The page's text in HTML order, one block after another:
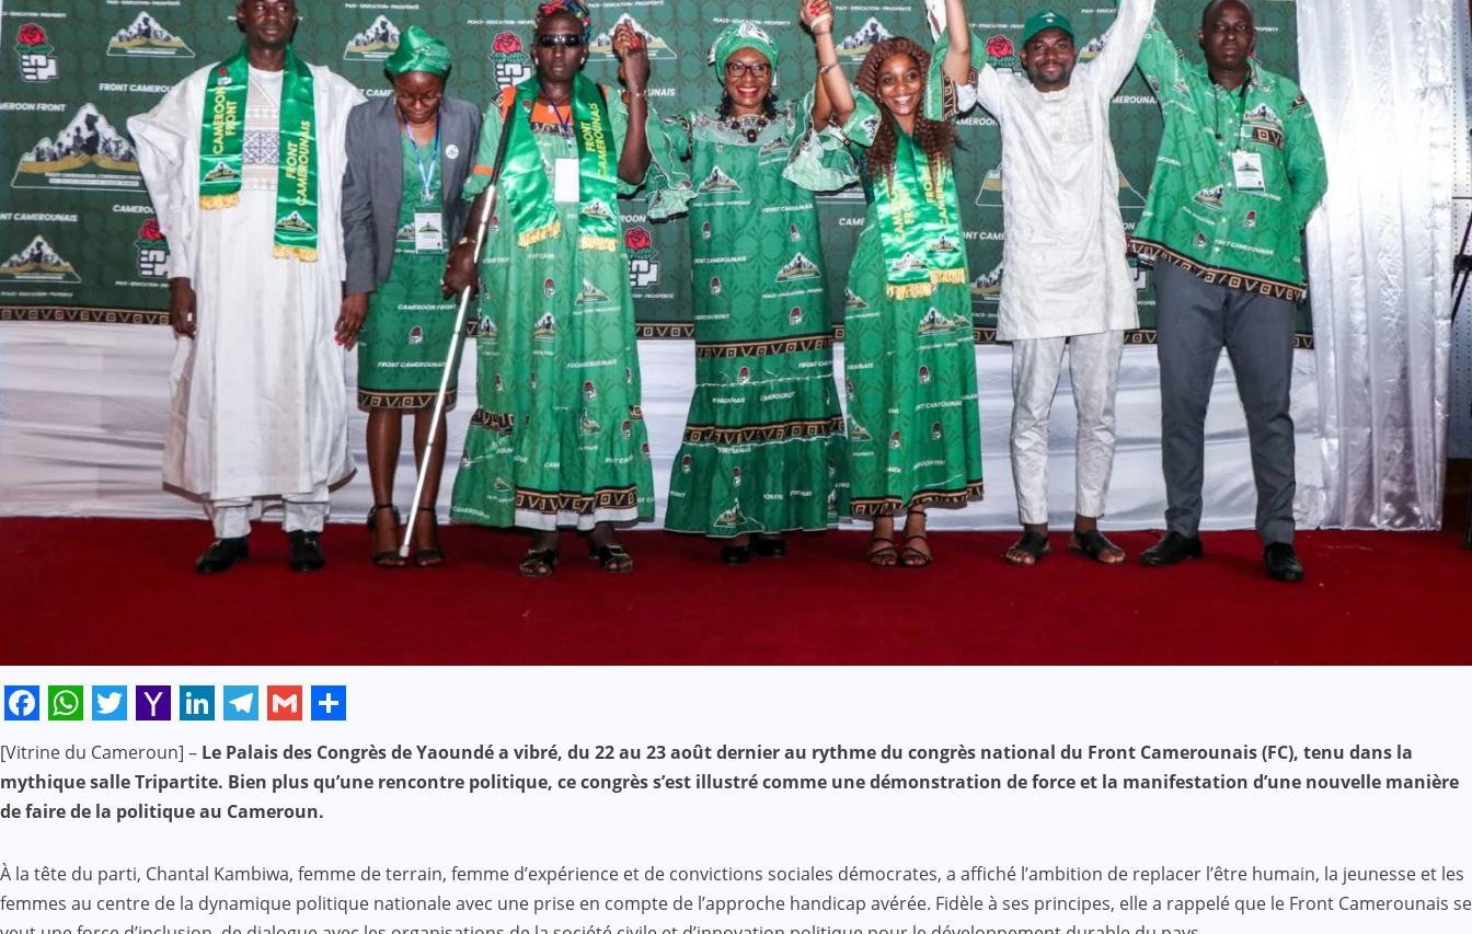
Facebook
WhatsApp
Twitter
Yahoo
Mail
LinkedIn
Telegram
GmailShare
[Vitrine du Cameroun] – Le Palais des Congrès de Yaoundé a vibré, du 22 au 23 août dernier au rythme du congrès national du Front Camerounais (FC), tenu dans la
mythique salle Tripartite. Bien plus qu’une rencontre politique, ce congrès s’est illustré comme une démonstration de force et la manifestation d’une nouvelle manière
de faire de la politique au Cameroun.
À la tête du parti, Chantal Kambiwa, femme de terrain, femme d’expérience et de convictions sociales démocrates, a affiché l’ambition de replacer l’être humain, la jeunesse et les
femmes au centre de la dynamique politique nationale avec une prise en compte de l’approche handicap avérée. Fidèle à ses principes, elle a rappelé que le Front Camerounais se